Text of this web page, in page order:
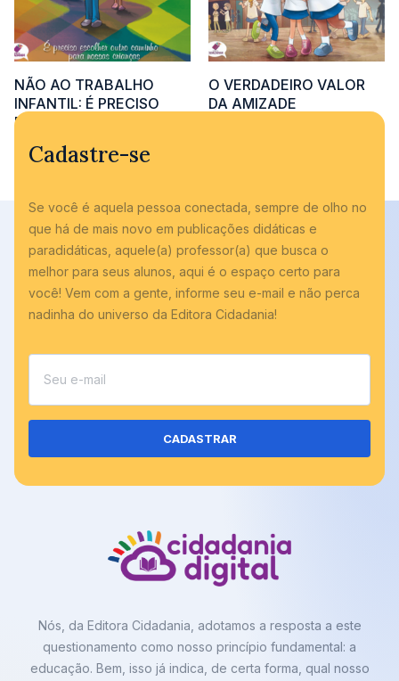
NÃO AO TRABALHO
INFANTIL: É PRECISO
ESCOLHER OUTRO
CRIANÇAS
O VERDADEIRO VALOR
DA AMIZADE
Cadastre-se
Se você é aquela pessoa conectada, sempre de olho no
que há de mais novo em publicações didáticas e
paradidáticas, aquele(a) professor(a) que busca o
melhor para seus alunos, aqui é o espaço certo para
você! Vem com a gente, informe seu e-mail e não perca
nadinha do universo da Editora Cidadania!
CADASTRAR
Nós, da Editora Cidadania, adotamos a resposta a este
questionamento como nosso princípio fundamental: a
educação. Bem, isso já indica, de certa forma, qual nosso